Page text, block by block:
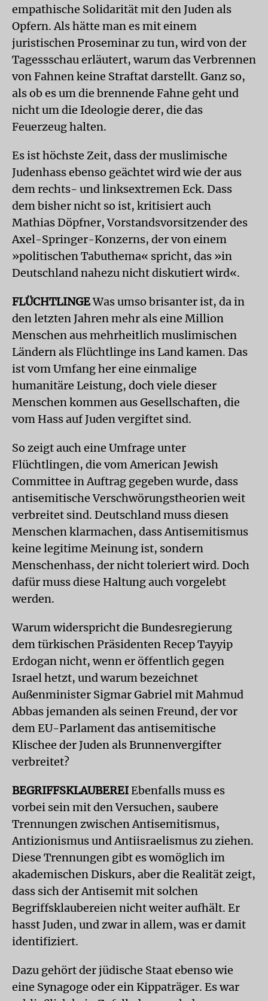
empathische Solidarität mit den Juden als
Opfern. Als hätte man es mit einem
juristischen Proseminar zu tun, wird von der
Tagessschau erläutert, warum das Verbrennen
von Fahnen keine Straftat darstellt. Ganz so,
als ob es um die brennende Fahne geht und
nicht um die Ideologie derer, die das
Feuerzeug halten.
Es ist höchste Zeit, dass der muslimische
Judenhass ebenso geächtet wird wie der aus
dem rechts- und linksextremen Eck. Dass
dem bisher nicht so ist, kritisiert auch
Mathias Döpfner, Vorstandsvorsitzender des
Axel-Springer-Konzerns, der von einem
»politischen Tabuthema« spricht, das »in
Deutschland nahezu nicht diskutiert wird«.
FLÜCHTLINGEWas umso brisanter ist, da in
den letzten Jahren mehr als eine Million
Menschen aus mehrheitlich muslimischen
Ländern als Flüchtlinge ins Land kamen. Das
ist vom Umfang her eine einmalige
humanitäre Leistung, doch viele dieser
Menschen kommen aus Gesellschaften, die
vom Hass auf Juden vergiftet sind.
So zeigt auch eine Umfrage unter
Flüchtlingen, die vom American Jewish
Committee in Auftrag gegeben wurde, dass
antisemitische Verschwörungstheorien weit
verbreitet sind. Deutschland muss diesen
Menschen klarmachen, dass Antisemitismus
keine legitime Meinung ist, sondern
Menschenhass, der nicht toleriert wird. Doch
dafür muss diese Haltung auch vorgelebt
werden.
Warum widerspricht die Bundesregierung
dem türkischen Präsidenten Recep Tayyip
Erdogan nicht, wenn er öffentlich gegen
Israel hetzt, und warum bezeichnet
Außenminister Sigmar Gabriel mit Mahmud
Abbas jemanden als seinen Freund, der vor
dem EU-Parlament das antisemitische
Klischee der Juden als Brunnenvergifter
verbreitet?
BEGRIFFSKLAUBEREIEbenfalls muss es
vorbei sein mit den Versuchen, saubere
Trennungen zwischen Antisemitismus,
Antizionismus und Antiisraelismus zu ziehen.
Diese Trennungen gibt es womöglich im
akademischen Diskurs, aber die Realität zeigt,
dass sich der Antisemit mit solchen
Begriffsklaubereien nicht weiter aufhält. Er
hasst Juden, und zwar in allem, was er damit
identifiziert.
Dazu gehört der jüdische Staat ebenso wie
eine Synagoge oder ein Kippaträger. Es war